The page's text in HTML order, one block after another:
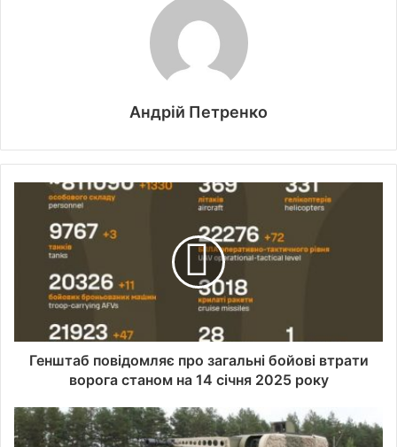
Андрій Петренко
Генштаб повідомляє про загальні бойові втрати
ворога станом на 14 січня 2025 року